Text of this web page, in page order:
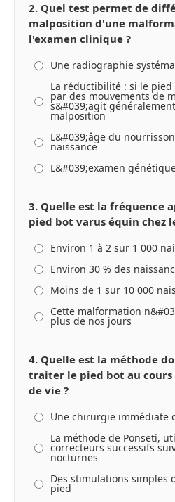
2. Quel test permet de
malposition d'une
l'examen clinique ?
Une radiographie
La réductibilité : si le
par des mouvements de
s&#039;agit
malposition
L&#039;âge du
naissance
L&#039;examen
3. Quelle est la fréquence
pied bot varus équin chez
Environ 1 à 2 sur 1 000
Environ 30 % des
Moins de 1 sur 10 000
Cette malformation
plus de nos jours
4. Quelle est la méthode
traiter le pied bot au cours
de vie ?
Une chirurgie immédiate
La méthode de Ponseti,
correcteurs successifs
nocturnes
Des stimulations simples
pied